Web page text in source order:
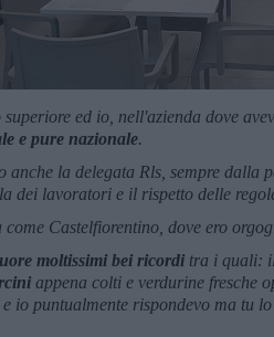
ed io, nell'azienda dove
e pure nazionale.
anche la delegata Rls, sempre dalla
dei lavoratori e il rispetto delle
come Castelfiorentino, dove ero
moltissimi bei ricordi tra i quali:
appena colti e verdurine fresche
e io puntualmente rispondevo ma tu